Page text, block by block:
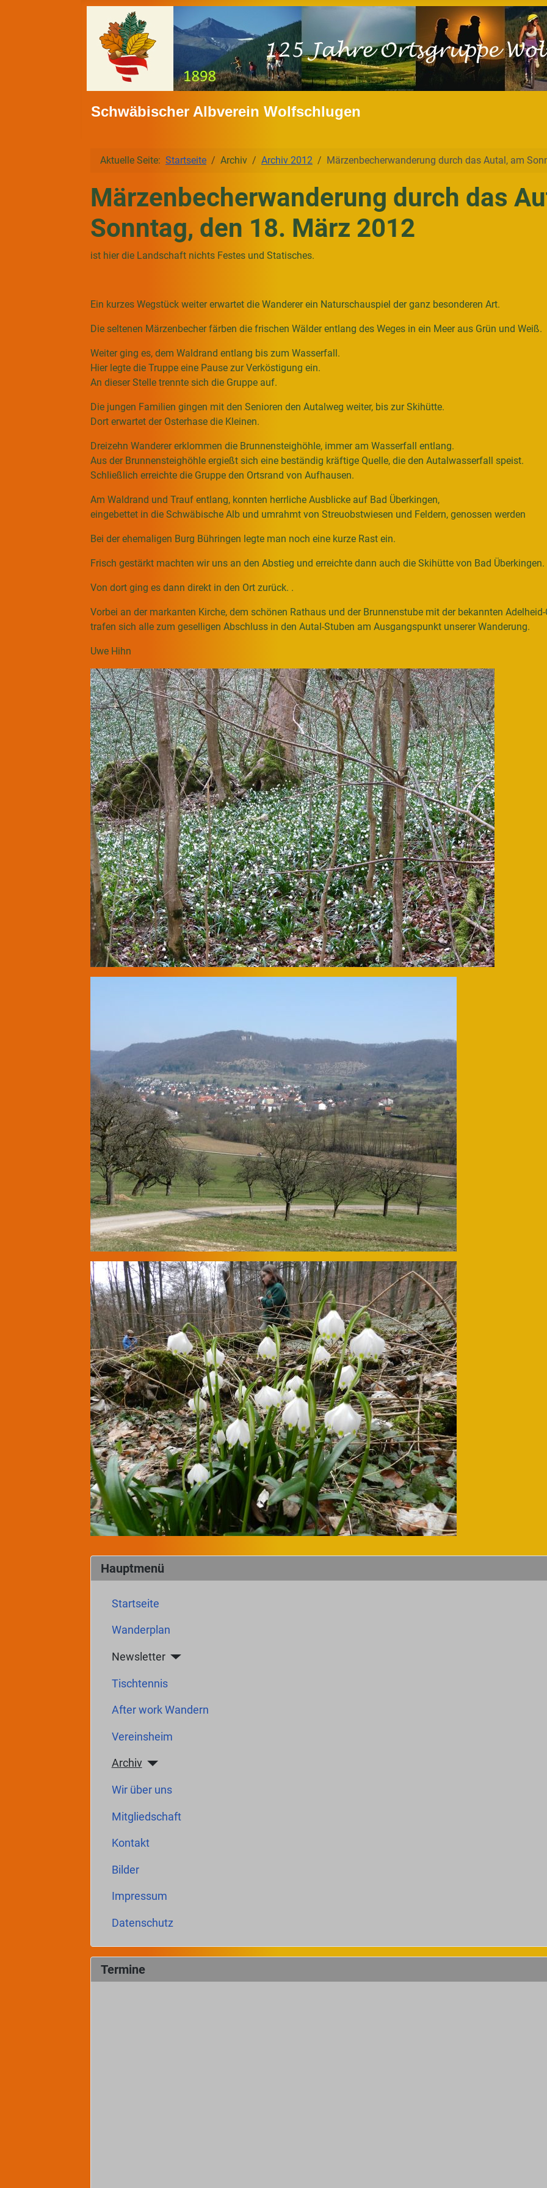
Schwäbischer Albverein Wolfschlugen
Hauptmenü
Startseite
Wanderplan
Newsletter
Tischtennis
After work Wandern
Vereinsheim
Archiv
Wir über uns
Mitgliedschaft
Kontakt
Bilder
Impressum
Datenschutz
Termine
Aktuelle Seite: Startseite Archiv Archiv 2012 Märzenbecherwanderung durch das Autal, am
Märzenbecherwanderung durch das
Sonntag, den 18. März 2012
ist hier die Landschaft nichts Festes und Statisches.
Ein kurzes Wegstück weiter erwartet die Wanderer ein Naturschauspiel der ganz besonderen Art.
Die seltenen Märzenbecher färben die frischen Wälder entlang des Weges in ein Meer aus Grün und Weiß.
Weiter ging es, dem Waldrand entlang bis zum Wasserfall.
Hier legte die Truppe eine Pause zur Verköstigung ein.
An dieser Stelle trennte sich die Gruppe auf.
Die jungen Familien gingen mit den Senioren den Autalweg weiter, bis zur Skihütte.
Dort erwartet der Osterhase die Kleinen.
Dreizehn Wanderer erklommen die Brunnensteighöhle, immer am Wasserfall entlang.
Aus der Brunnensteighöhle ergießt sich eine beständig kräftige Quelle, die den Autalwasserfall speist.
Schließlich erreichte die Gruppe den Ortsrand von Aufhausen.
Am Waldrand und Trauf entlang, konnten herrliche Ausblicke auf Bad Überkingen,
eingebettet in die Schwäbische Alb und umrahmt von Streuobstwiesen und Feldern, genossen werden
Bei der ehemaligen Burg Bühringen legte man noch eine kurze Rast ein.
Frisch gestärkt machten wir uns an den Abstieg und erreichte dann auch die Skihütte von Bad Überkingen.
Von dort ging es dann direkt in den Ort zurück. .
Vorbei an der markanten Kirche, dem schönen Rathaus und der Brunnenstube mit der bekannten Adelheid-
trafen sich alle zum geselligen Abschluss in den Autal-Stuben am Ausgangspunkt unserer Wanderung.
Uwe Hihn